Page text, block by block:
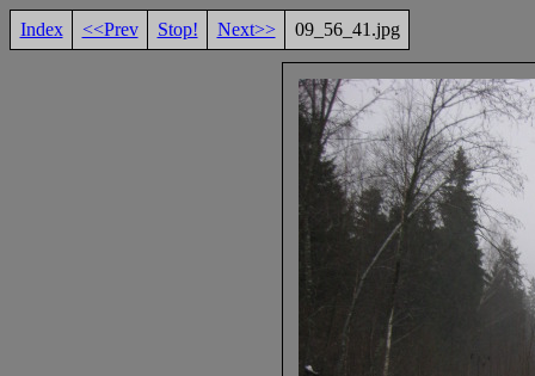
Index <<Prev Stop! Next>> 09_56_41.jpg